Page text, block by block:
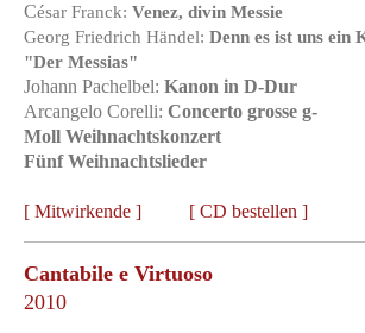
César Franck: Venez, divin Messie
Georg Friedrich Händel: Denn es ist uns ein
"Der Messias"
Johann Pachelbel: Kanon in D-Dur
Arcangelo Corelli: Concerto grosse g-
Moll Weihnachtskonzert
Fünf Weihnachtslieder
[ Mitwirkende ] [ CD bestellen ]
Cantabile e Virtuoso
2010